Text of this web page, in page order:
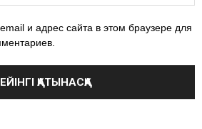
и адрес сайта в этом браузере для